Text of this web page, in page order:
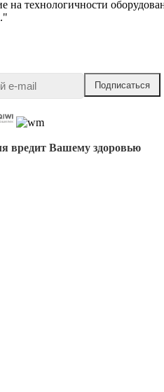
на технологичности
вредит Вашему здоровью